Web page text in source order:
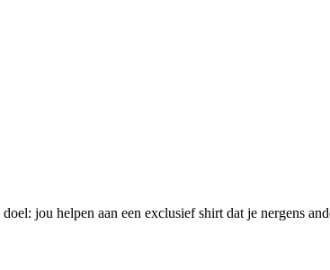
jou helpen aan een exclusief shirt dat je nergens